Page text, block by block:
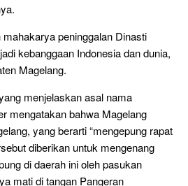
peninggalan Dinasti
kebanggaan Indonesia dan dunia,
Magelang.
menjelaskan asal nama
mengatakan bahwa Magelang
yang berarti “mengepung rapat
diberikan untuk mengenang
di daerah ini oleh pasukan
mati di tangan Pangeran